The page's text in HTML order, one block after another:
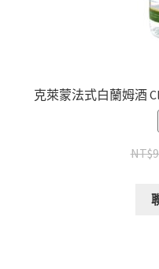
克萊蒙法式白蘭姆酒
NT$